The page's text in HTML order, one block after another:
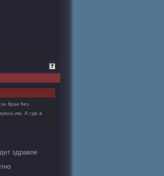
брак без
им. А где в
здравое